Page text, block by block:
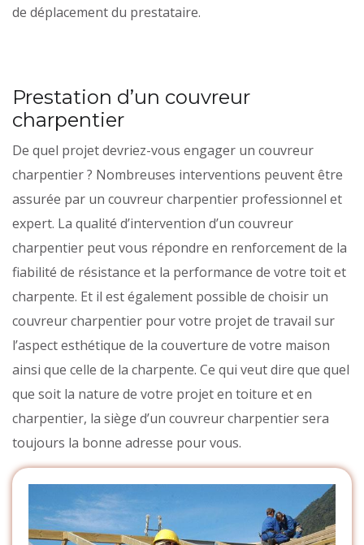
de déplacement du prestataire.
Prestation d’un couvreur
charpentier
De quel projet devriez-vous engager un couvreur
charpentier ? Nombreuses interventions peuvent être
assurée par un couvreur charpentier professionnel et
expert. La qualité d’intervention d’un couvreur
charpentier peut vous répondre en renforcement de la
fiabilité de résistance et la performance de votre toit et
charpente. Et il est également possible de choisir un
couvreur charpentier pour votre projet de travail sur
l’aspect esthétique de la couverture de votre maison
ainsi que celle de la charpente. Ce qui veut dire que quel
que soit la nature de votre projet en toiture et en
charpentier, la siège d’un couvreur charpentier sera
toujours la bonne adresse pour vous.